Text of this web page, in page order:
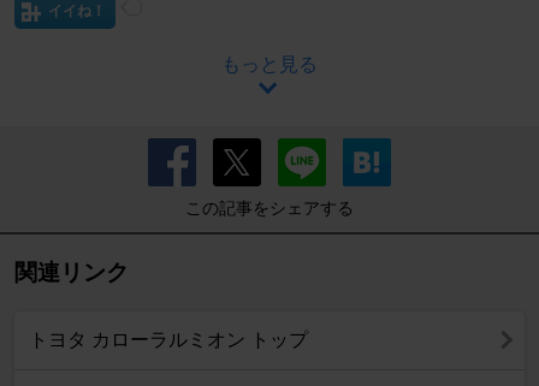
イイね！
もっと見る
この記事をシェアする
関連リンク
トヨタ カローラルミオン トップ